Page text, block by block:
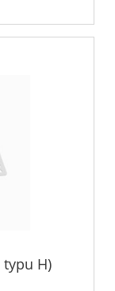
typu H)